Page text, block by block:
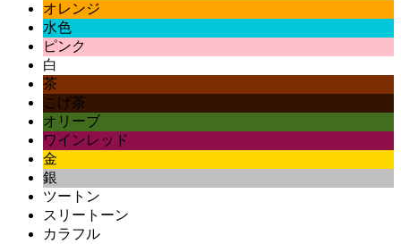
オレンジ
水色
ピンク
白
茶
こげ茶
オリーブ
ワインレッド
金
銀
ツートン
スリートーン
カラフル